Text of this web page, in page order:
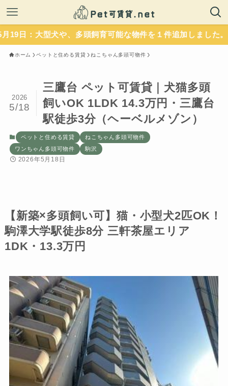
や、多頭飼育可能な物件を１件追加しました。いずれもペ
ホーム ペットと住める賃貸 ねこちゃん多頭可物件
三鷹台 ペット可賃貸｜犬猫多頭
飼いOK 1LDK 14.3万円・三鷹台
駅徒歩3分（ヘーベルメゾン）
2026
5/18
ペットと住める賃貸
ねこちゃん多頭可物件
ワンちゃん多頭可物件
駒沢
2026年5月18日
【新築×多頭飼い可】猫・小型犬2匹OK！
駒澤大学駅徒歩8分 三軒茶屋エリア
1DK・13.3万円